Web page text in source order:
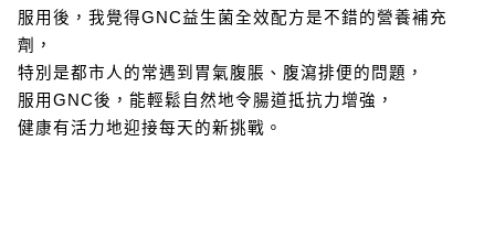
服用後，我覺得GNC益生菌全效配方是不錯的營養補充
劑，
特別是都市人的常遇到胃氣腹脹、腹瀉排便的問題，
服用GNC後，能輕鬆自然地令腸道抵抗力增強，
健康有活力地迎接每天的新挑戰。